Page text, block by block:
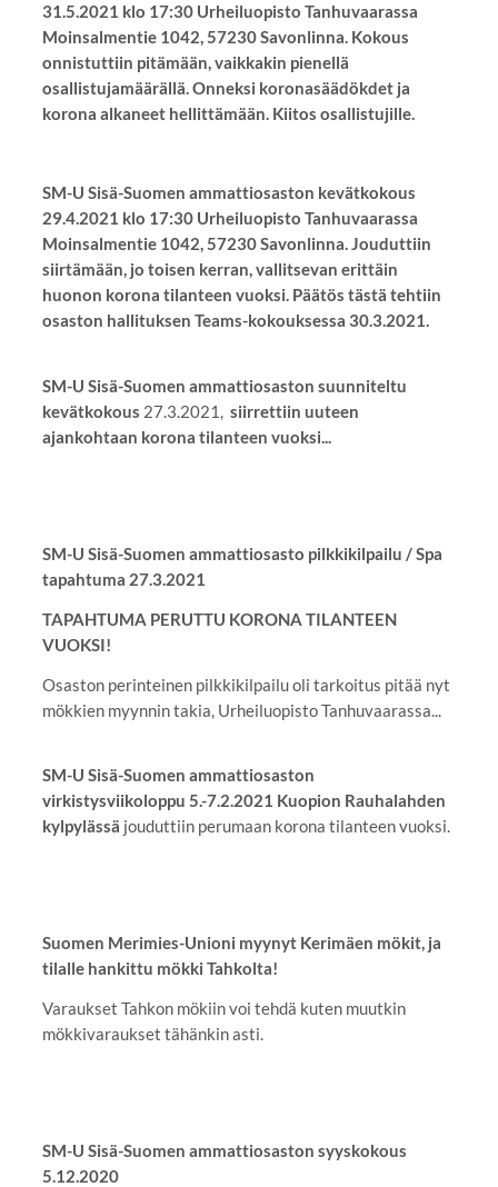
31.5.2021 klo 17:30 Urheiluopisto Tanhuvaarassa
Moinsalmentie 1042, 57230 Savonlinna. Kokous
onnistuttiin pitämään, vaikkakin pienellä
osallistujamäärällä. Onneksi koronasäädökdet ja
korona alkaneet hellittämään. Kiitos osallistujille.
SM-U Sisä-Suomen ammattiosaston kevätkokous
29.4.2021 klo 17:30 Urheiluopisto Tanhuvaarassa
Moinsalmentie 1042, 57230 Savonlinna. Jouduttiin
siirtämään, jo toisen kerran, vallitsevan erittäin
huonon korona tilanteen vuoksi. Päätös tästä tehtiin
osaston hallituksen Teams-kokouksessa 30.3.2021.
SM-U Sisä-Suomen ammattiosaston suunniteltu
kevätkokous 27.3.2021,siirrettiin uuteen
ajankohtaan korona tilanteen vuoksi...
SM-U Sisä-Suomen ammattiosasto pilkkikilpailu / Spa
tapahtuma 27.3.2021
TAPAHTUMA PERUTTU KORONA TILANTEEN
VUOKSI!
Osaston perinteinen pilkkikilpailu oli tarkoitus pitää nyt
mökkien myynnin takia, Urheiluopisto Tanhuvaarassa...
SM-U Sisä-Suomen ammattiosaston
virkistysviikoloppu 5.-7.2.2021 Kuopion Rauhalahden
kylpylässä jouduttiin perumaan korona tilanteen vuoksi.
Suomen Merimies-Unioni myynyt Kerimäen mökit, ja
tilalle hankittu mökki Tahkolta!
Varaukset Tahkon mökiin voi tehdä kuten muutkin
mökkivaraukset tähänkin asti.
SM-U Sisä-Suomen ammattiosaston syyskokous
5.12.2020